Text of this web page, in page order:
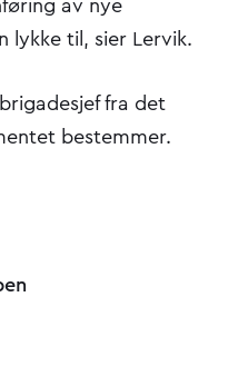
av nye
lykke til, sier Lervik.
fra det
bestemmer.